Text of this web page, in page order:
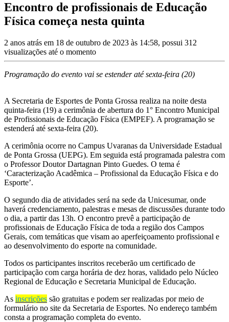
Encontro de profissionais de Educação
Física começa nesta quinta
2 anos atrás em 18 de outubro de 2023 às 14:58, possui 312
visualizações até o momento
Programação do evento vai se estender até sexta-feira (20)
A Secretaria de Esportes de Ponta Grossa realiza na noite desta
quinta-feira (19) a cerimônia de abertura do 1° Encontro Municipal
de Profissionais de Educação Física (EMPEF). A programação se
estenderá até sexta-feira (20).
A cerimônia ocorre no Campus Uvaranas da Universidade Estadual
de Ponta Grossa (UEPG). Em seguida está programada palestra com
o Professor Doutor Dartagnan Pinto Guedes. O tema é
‘Caracterização Acadêmica – Profissional da Educação Física e do
Esporte’.
O segundo dia de atividades será na sede da Unicesumar, onde
haverá credenciamento, palestras e mesas de discussões durante todo
o dia, a partir das 13h. O encontro prevê a participação de
profissionais de Educação Física de toda a região dos Campos
Gerais, com temáticas que visam ao aperfeiçoamento profissional e
ao desenvolvimento do esporte na comunidade.
Todos os participantes inscritos receberão um certificado de
participação com carga horária de dez horas, validado pelo Núcleo
Regional de Educação e Secretaria Municipal de Educação.
As inscrições são gratuitas e podem ser realizadas por meio de
formulário no site da Secretaria de Esportes. No endereço também
consta a programação completa do evento.